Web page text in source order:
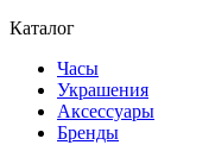
Каталог
Часы
Украшения
Аксессуары
Бренды